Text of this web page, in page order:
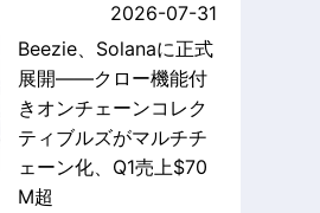
2026-07-31
Beezie、Solanaに正式
展開——クロー機能付
きオンチェーンコレク
ティブルズがマルチチ
ェーン化、Q1売上$70
M超